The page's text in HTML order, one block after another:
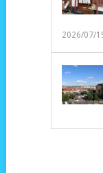
2026/07/